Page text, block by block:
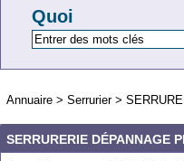
Quoi
Annuaire > Serrurier>
SERRURERIE DÉPANNAGE